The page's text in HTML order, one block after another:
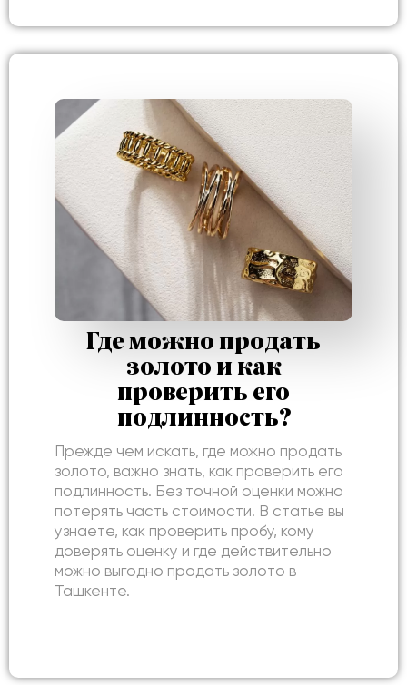
Где можно продать
золото и как
проверить его
подлинность?
Прежде чем искать, где можно продать
золото, важно знать, как проверить его
подлинность. Без точной оценки можно
потерять часть стоимости. В статье вы
узнаете, как проверить пробу, кому
доверять оценку и где действительно
можно выгодно продать золото в
Ташкенте.